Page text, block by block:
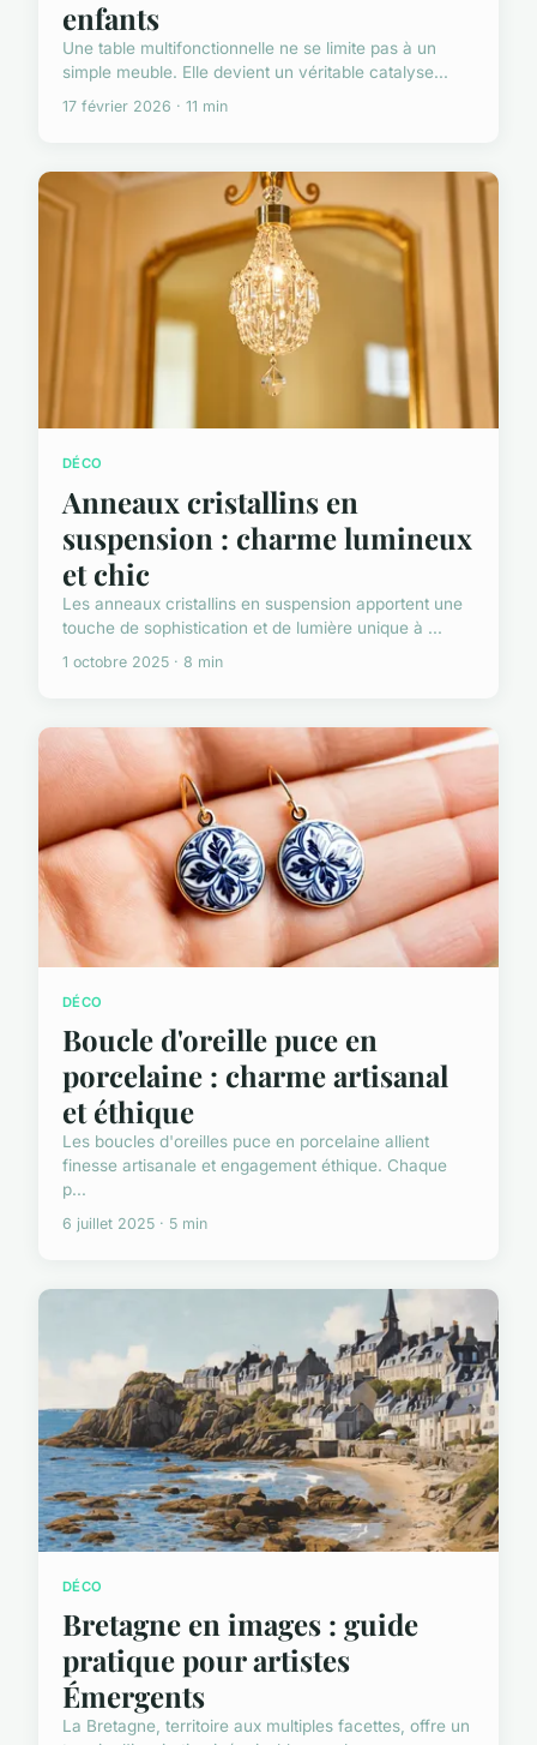
enfants
Une table multifonctionnelle ne se limite pas à un
simple meuble. Elle devient un véritable catalyse...
17 février 2026 · 11 min
DÉCO
Anneaux cristallins en
suspension : charme lumineux
et chic
Les anneaux cristallins en suspension apportent une
touche de sophistication et de lumière unique à ...
1 octobre 2025 · 8 min
DÉCO
Boucle d'oreille puce en
porcelaine : charme artisanal
et éthique
Les boucles d'oreilles puce en porcelaine allient
finesse artisanale et engagement éthique. Chaque
p...
6 juillet 2025 · 5 min
DÉCO
Bretagne en images : guide
pratique pour artistes
Émergents
La Bretagne, territoire aux multiples facettes, offre un